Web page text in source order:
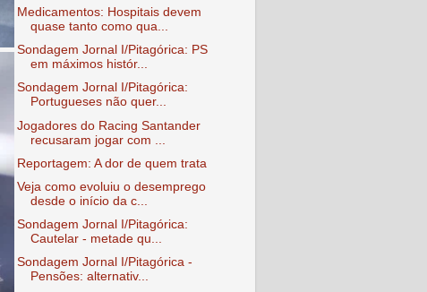
Medicamentos: Hospitais devem
quase tanto como qua...
Sondagem Jornal I/Pitagórica: PS
em máximos histór...
Sondagem Jornal I/Pitagórica:
Portugueses não quer...
Jogadores do Racing Santander
recusaram jogar com ...
Reportagem: A dor de quem trata
Veja como evoluiu o desemprego
desde o início da c...
Sondagem Jornal I/Pitagórica:
Cautelar - metade qu...
Sondagem Jornal I/Pitagórica -
Pensões: alternativ...